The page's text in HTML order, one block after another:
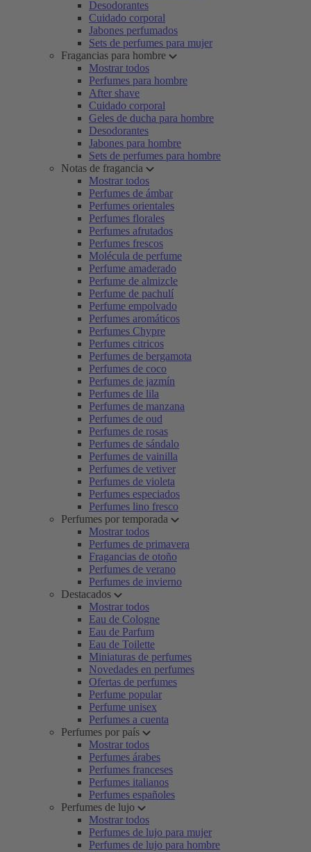
Desodorantes
Cuidado corporal
Jabones perfumados
Sets de perfumes para mujer
Fragancias para hombre
Mostrar todos
Perfumes para hombre
After shave
Cuidado corporal
Geles de ducha para hombre
Desodorantes
Jabones para hombre
Sets de perfumes para hombre
Notas de fragancia
Mostrar todos
Perfumes de ámbar
Perfumes orientales
Perfumes florales
Perfumes afrutados
Perfumes frescos
Molécula de perfume
Perfume amaderado
Perfume de almizcle
Perfume de pachulí
Perfume empolvado
Perfumes aromáticos
Perfumes Chypre
Perfumes citricos
Perfumes de bergamota
Perfumes de coco
Perfumes de jazmín
Perfumes de lila
Perfumes de manzana
Perfumes de oud
Perfumes de rosas
Perfumes de sándalo
Perfumes de vainilla
Perfumes de vetiver
Perfumes de violeta
Perfumes especiados
Perfumes lino fresco
Perfumes por temporada
Mostrar todos
Perfumes de primavera
Fragancias de otoño
Perfumes de verano
Perfumes de invierno
Destacados
Mostrar todos
Eau de Cologne
Eau de Parfum
Eau de Toilette
Miniaturas de perfumes
Novedades en perfumes
Ofertas de perfumes
Perfume popular
Perfume unisex
Perfumes a cuenta
Perfumes por país
Mostrar todos
Perfumes árabes
Perfumes franceses
Perfumes italianos
Perfumes españoles
Perfumes de lujo
Mostrar todos
Perfumes de lujo para mujer
Perfumes de lujo para hombre